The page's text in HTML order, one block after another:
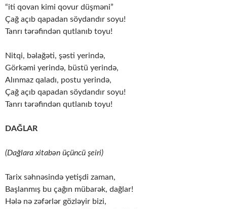
“iti qovan kimi qovur düşməni”
Çağ açıb qapadan söydandır soyu!
Tanrı tərəfindən qutlanıb toyu!
Nitqi, bəlağəti, şəsti yerində,
Görkəmi yerində, büstü yerində,
Alınmaz qaladı, postu yerində,
Çağ açıb qapadan söydandır soyu!
Tanrı tərəfindən qutlanıb toyu!
DAĞLAR
(Dağlara xitabən üçüncü şeiri)
Tarix səhnəsində yetişdi zaman,
Başlanmış bu çağın mübarək, dağlar!
Hələ nə zəfərlər gözləyir bizi,